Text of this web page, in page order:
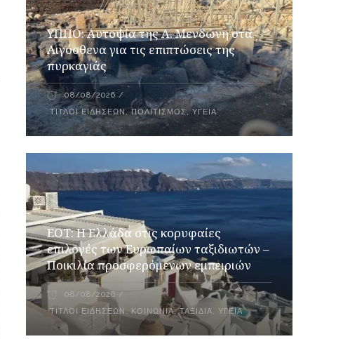
ΥΠΠΟ: Αυτοψία της Λ. Μενδώνη στα
Αιγόσθενα για τις επιπτώσεις της
πυρκαγιάς
08/08/2026
ΤΊΤΛΟΙ ΕΙΔΉΣΕΩΝ,ΠΟΛΙΤΙΣΜΌΣ,ΥΓΕΊΑ
ΕΟΤ: Η Ελλάδα στις κορυφαίες
επιλογές των Ευρωπαίων ταξιδιωτών –
Ποικιλία προσφερόμενων εμπειριών
08/08/2026
ΤΊΤΛΟΙ ΕΙΔΉΣΕΩΝ , ΚΟΙΝΩΝΊΑ,ΤΑΞΊΔΙΑ,ΥΓΕΊΑ